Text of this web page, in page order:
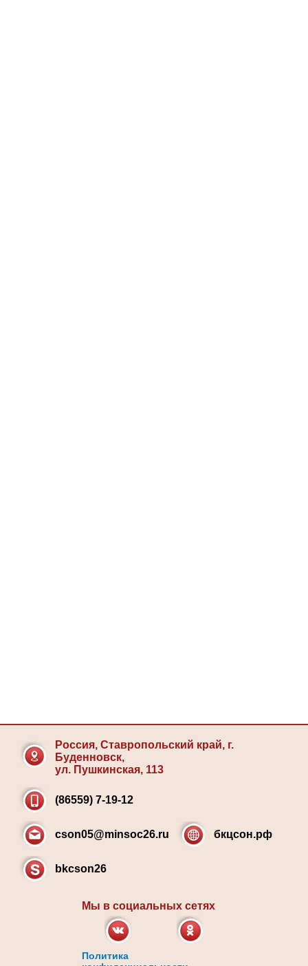
Россия, Ставропольский край, г.
Буденновск,
ул. Пушкинская, 113
(86559) 7-19-12
cson05@minsoc26.ru бкцсон.рф
bkcson26
Мы в социальных сетях
Политика